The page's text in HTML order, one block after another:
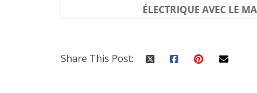
ÉLECTRIQUE AVEC LE
Share This Post: